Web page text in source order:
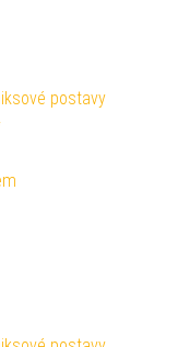
postavy